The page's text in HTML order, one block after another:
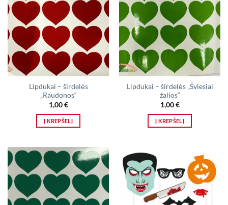
Lipdukai – širdelės
„Raudonos“
1,00€
Į KREPŠELĮ
Lipdukai – širdelės „Šviesiai
žalios“
1,00€
Į KREPŠELĮ